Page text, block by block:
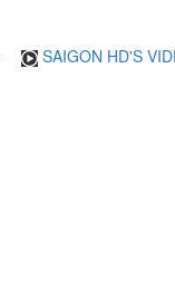
SAIGON HD'S